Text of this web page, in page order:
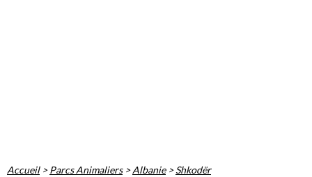
Accueil>Parcs Animaliers>Albanie>Shkodër